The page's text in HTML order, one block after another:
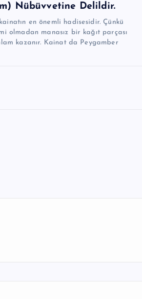
Nübüvvetine Delildir.
olmadan manasız bir kağıt parçası
kazanır. Kainat da Peygamber